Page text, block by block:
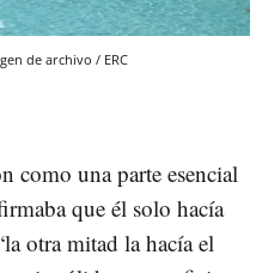
de archivo / ERC
como una parte esencial
que él solo hacía
otra mitad la hacía el